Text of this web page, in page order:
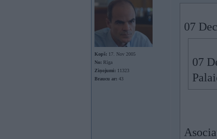
Kopš: 17. Nov 2005
No: Rīga
Ziņojumi: 11323
Braucu ar: 43
07
07